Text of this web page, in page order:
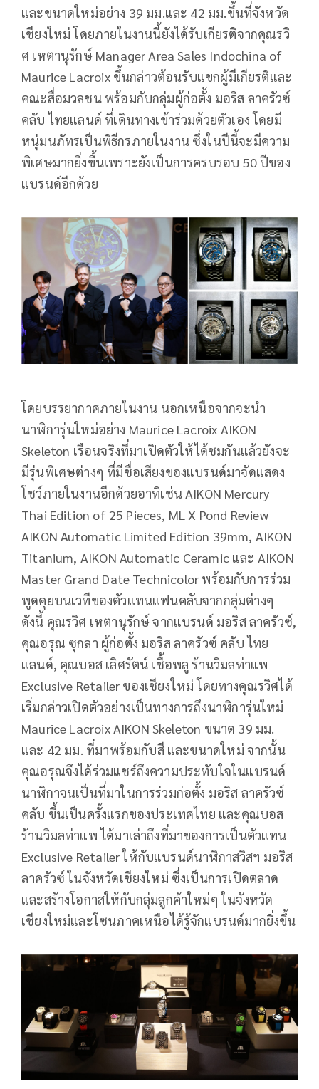
และขนาดใหม่อย่าง 39 มม.และ 42 มม.ขึ้นที่จังหวัด
เชียงใหม่ โดยภายในงานนี้ยังได้รับเกียรติจากคุณรวิ
ศ เหตานุรักษ์ Manager Area Sales Indochina of
Maurice Lacroix ขึ้นกล่าวต้อนรับแขกผู้มีเกียรติและ
คณะสื่อมวลชน พร้อมกับกลุ่มผู้ก่อตั้ง มอริส ลาครัวซ์
คลับ ไทยแลนด์ ที่เดินทางเข้าร่วมด้วยตัวเอง โดยมี
หนุ่มนภัทรเป็นพิธีกรภายในงาน ซึ่งในปีนี้จะมีความ
พิเศษมากยิ่งขึ้นเพราะยังเป็นการครบรอบ 50 ปีของ
แบรนด์อีกด้วย
โดยบรรยากาศภายในงาน นอกเหนือจากจะนำ
นาฬิการุ่นใหม่อย่าง Maurice Lacroix AIKON
Skeleton เรือนจริงที่มาเปิดตัวให้ได้ชมกันแล้วยังจะ
มีรุ่นพิเศษต่างๆ ที่มีชื่อเสียงของแบรนด์มาจัดแสดง
โชว์ภายในงานอีกด้วยอาทิเช่น AIKON Mercury
Thai Edition of 25 Pieces, ML X Pond Review
AIKON Automatic Limited Edition 39mm, AIKON
Titanium, AIKON Automatic Ceramic และ AIKON
Master Grand Date Technicolor พร้อมกับการร่วม
พูดคุยบนเวทีของตัวแทนแฟนคลับจากกลุ่มต่างๆ
ดังนี้ คุณรวิศ เหตานุรักษ์ จากแบรนด์ มอริส ลาครัวซ์,
คุณอรุณ ซุกลา ผู้ก่อตั้ง มอริส ลาครัวซ์ คลับ ไทย
แลนด์, คุณบอส เลิศรัตน์ เชื้อพลู ร้านวิมลท่าแพ
Exclusive Retailer ของเชียงใหม่ โดยทางคุณรวิศได้
เริ่มกล่าวเปิดตัวอย่างเป็นทางการถึงนาฬิการุ่นใหม่
Maurice Lacroix AIKON Skeleton ขนาด 39 มม.
และ 42 มม. ที่มาพร้อมกับสี และขนาดใหม่ จากนั้น
คุณอรุณจึงได้ร่วมแชร์ถึงความประทับใจในแบรนด์
นาฬิกาจนเป็นที่มาในการร่วมก่อตั้ง มอริส ลาครัวซ์
คลับ ขึ้นเป็นครั้งแรกของประเทศไทย และคุณบอส
ร้านวิมลท่าแพ ได้มาเล่าถึงที่มาของการเป็นตัวแทน
Exclusive Retailer ให้กับแบรนด์นาฬิกาสวิสฯ มอริส
ลาครัวซ์ ในจังหวัดเชียงใหม่ ซึ่งเป็นการเปิดตลาด
และสร้างโอกาสให้กับกลุ่มลูกค้าใหม่ๆ ในจังหวัด
เชียงใหม่และโซนภาคเหนือได้รู้จักแบรนด์มากยิ่งขึ้น